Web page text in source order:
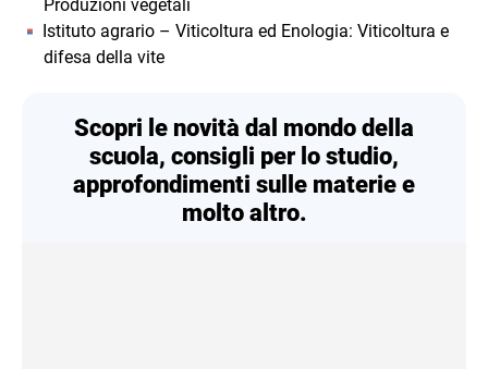
Produzioni vegetali
Istituto agrario – Viticoltura ed Enologia: Viticoltura e
difesa della vite
Scopri le novità dal mondo della
scuola, consigli per lo studio,
approfondimenti sulle materie e
molto altro.